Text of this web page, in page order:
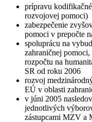
prípravu
rozvojovej pomoci)
zabezpečenie
pomoci v prepočte
spoluprácu na
zahraničnej
rozpočtu na
SR od roku 2006
rozvoj
EÚ v oblasti
v júni 2005
jednotlivých
zástupcami MZV a